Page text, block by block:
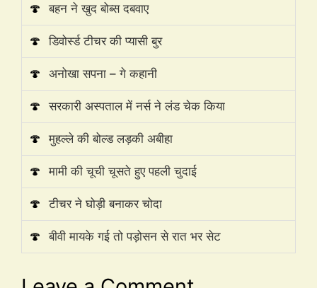
🍄 बहन ने खुद बोब्स दबवाए
🍄 डिवोर्स्ड टीचर की प्यासी बुर
🍄 अनोखा सपना – गे कहानी
🍄 सरकारी अस्पताल में नर्स ने लंड चेक किया
🍄 मुहल्ले की बोल्ड लड़की अबीहा
🍄 मामी की चूची चूसते हुए पहली चुदाई
🍄 टीचर ने घोड़ी बनाकर चोदा
🍄 बीवी मायके गई तो पड़ोसन से रात भर सेट